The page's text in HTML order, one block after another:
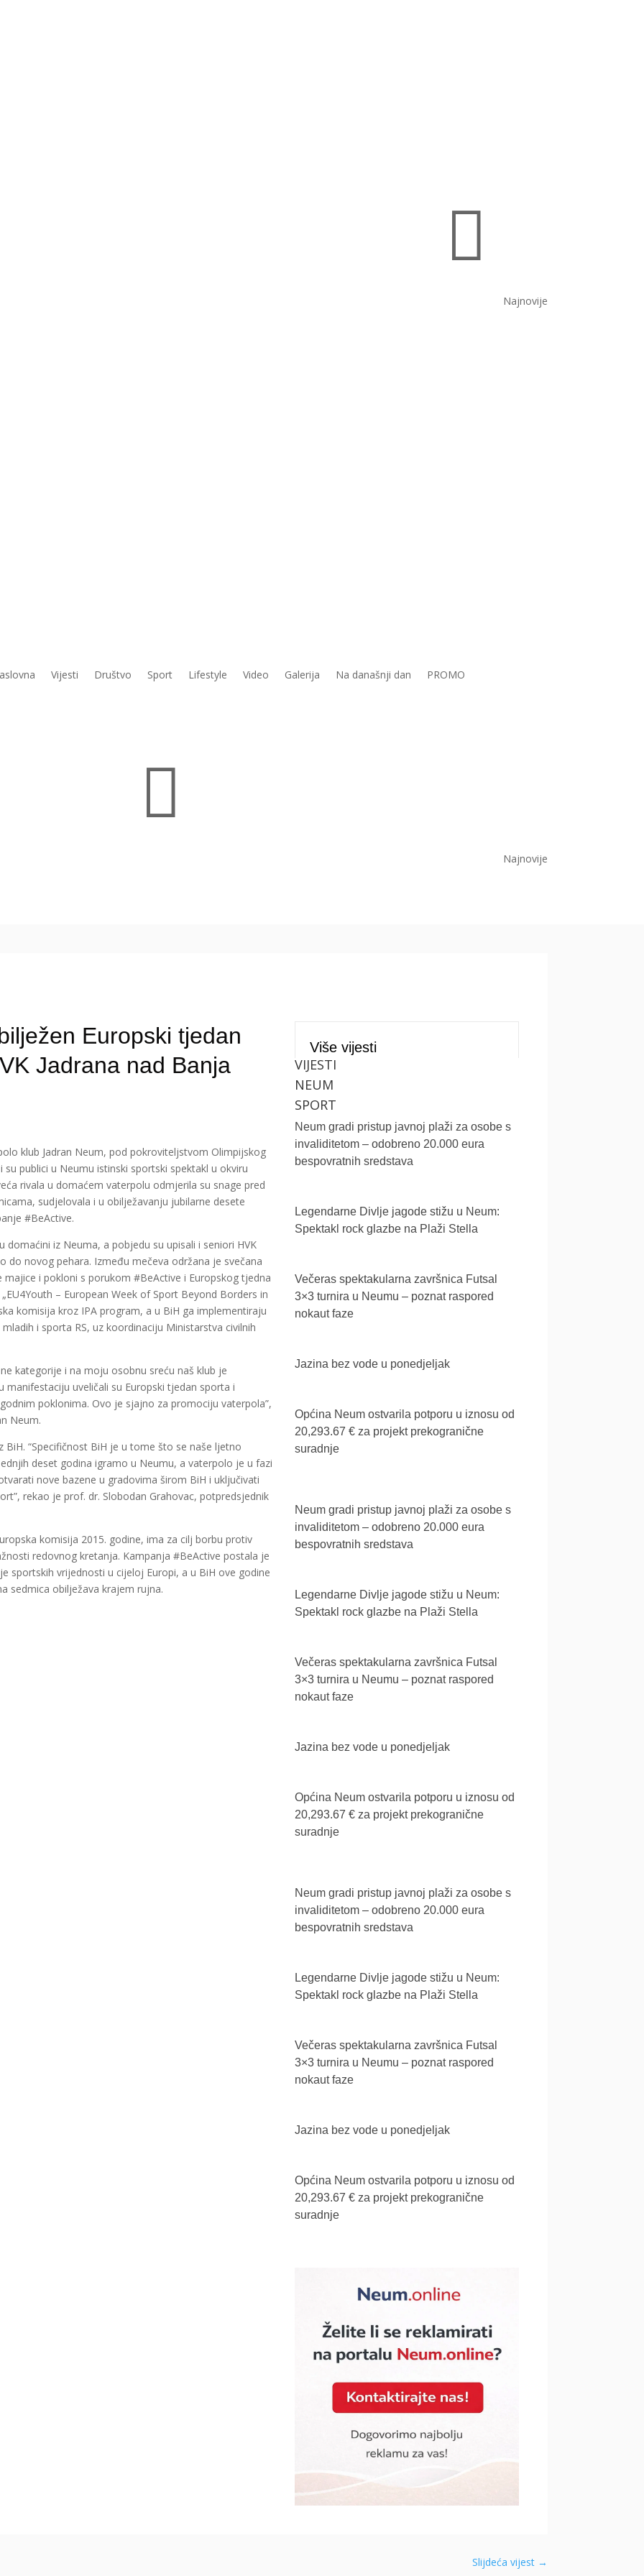

Najnovije
Vijesti Društvo Sport Lifestyle Video Galerija Na današnji dan PROMO

Najnovije
Europski tjedan
Jadrana nad Banja
klub Jadran Neum, pod pokroviteljstvom Olimpijskog
publici u Neumu istinski sportski spektakl u okviru
rivala u domaćem vaterpolu odmjerila su snage pred
sudjelovala i u obilježavanju jubilarne desete
#BeActive.
iz Neuma, a pobjedu su upisali i seniori HVK
do novog pehara. Između mečeva održana je svečana
i pokloni s porukom #BeActive i Europskog tjedna
– European Week of Sport Beyond Borders in
komisija kroz IPA program, a u BiH ga implementiraju
i sporta RS, uz koordinaciju Ministarstva civilnih
kategorije i na moju osobnu sreću naš klub je
uveličali su Europski tjedan sporta i
poklonima. Ovo je sjajno za promociju vaterpola”,
Neum.
“Specifičnost BiH je u tome što se naše ljetno
deset godina igramo u Neumu, a vaterpolo je u fazi
nove bazene u gradovima širom BiH i uključivati
rekao je prof. dr. Slobodan Grahovac, potpredsjednik
komisija 2015. godine, ima za cilj borbu protiv
redovnog kretanja. Kampanja #BeActive postala je
sportskih vrijednosti u cijeloj Europi, a u BiH ove godine
sedmica obilježava krajem rujna.
Više vijesti
VIJESTI
NEUM
SPORT
Neum gradi pristup javnoj plaži za osobe s
invaliditetom – odobreno 20.000 eura
bespovratnih sredstava
Legendarne Divlje jagode stižu u Neum:
Spektakl rock glazbe na Plaži Stella
Večeras spektakularna završnica Futsal
3×3 turnira u Neumu – poznat raspored
nokaut faze
Jazina bez vode u ponedjeljak
Općina Neum ostvarila potporu u iznosu od
20,293.67 € za projekt prekogranične
suradnje
Neum gradi pristup javnoj plaži za osobe s
invaliditetom – odobreno 20.000 eura
bespovratnih sredstava
Legendarne Divlje jagode stižu u Neum:
Spektakl rock glazbe na Plaži Stella
Večeras spektakularna završnica Futsal
3×3 turnira u Neumu – poznat raspored
nokaut faze
Jazina bez vode u ponedjeljak
Općina Neum ostvarila potporu u iznosu od
20,293.67 € za projekt prekogranične
suradnje
Neum gradi pristup javnoj plaži za osobe s
invaliditetom – odobreno 20.000 eura
bespovratnih sredstava
Legendarne Divlje jagode stižu u Neum:
Spektakl rock glazbe na Plaži Stella
Večeras spektakularna završnica Futsal
3×3 turnira u Neumu – poznat raspored
nokaut faze
Jazina bez vode u ponedjeljak
Općina Neum ostvarila potporu u iznosu od
20,293.67 € za projekt prekogranične
suradnje
Slijdeća vijest→